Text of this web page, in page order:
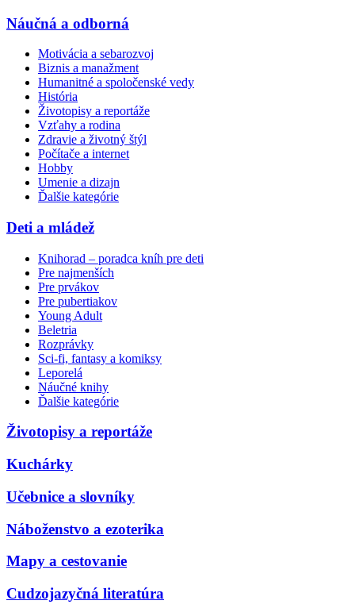
Náučná a odborná
Motivácia a sebarozvoj
Biznis a manažment
Humanitné a spoločenské vedy
História
Životopisy a reportáže
Vzťahy a rodina
Zdravie a životný štýl
Počítače a internet
Hobby
Umenie a dizajn
Ďalšie kategórie
Deti a mládež
Knihorad – poradca kníh pre deti
Pre najmenších
Pre prvákov
Pre pubertiakov
Young Adult
Beletria
Rozprávky
Sci-fi, fantasy a komiksy
Leporelá
Náučné knihy
Ďalšie kategórie
Životopisy a reportáže
Kuchárky
Učebnice a slovníky
Náboženstvo a ezoterika
Mapy a cestovanie
Cudzojazyčná literatúra